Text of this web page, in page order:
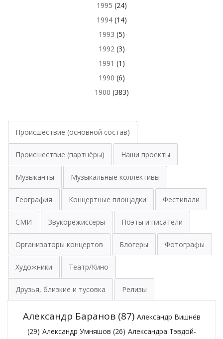
1995 (24)
1994(14)
1993 (5)
1992(3)
1991 (1)
1990 (6)
1900 (383)
Происшествие (основной состав)
Происшествие (партнёры) Наши проекты
Музыканты Музыкальные коллективы
География Концертные площадки Фестивали
СМИ Звукорежиссёры Поэты и писатели
Организаторы концертов Блогеры Фотографы
Художники Театр/Кино
Друзья, близкие и тусовка Релизы
Александр Баранов(87) Александр Вишнёв
(29) Александр Умняшов (26) Александра Тэвдой-